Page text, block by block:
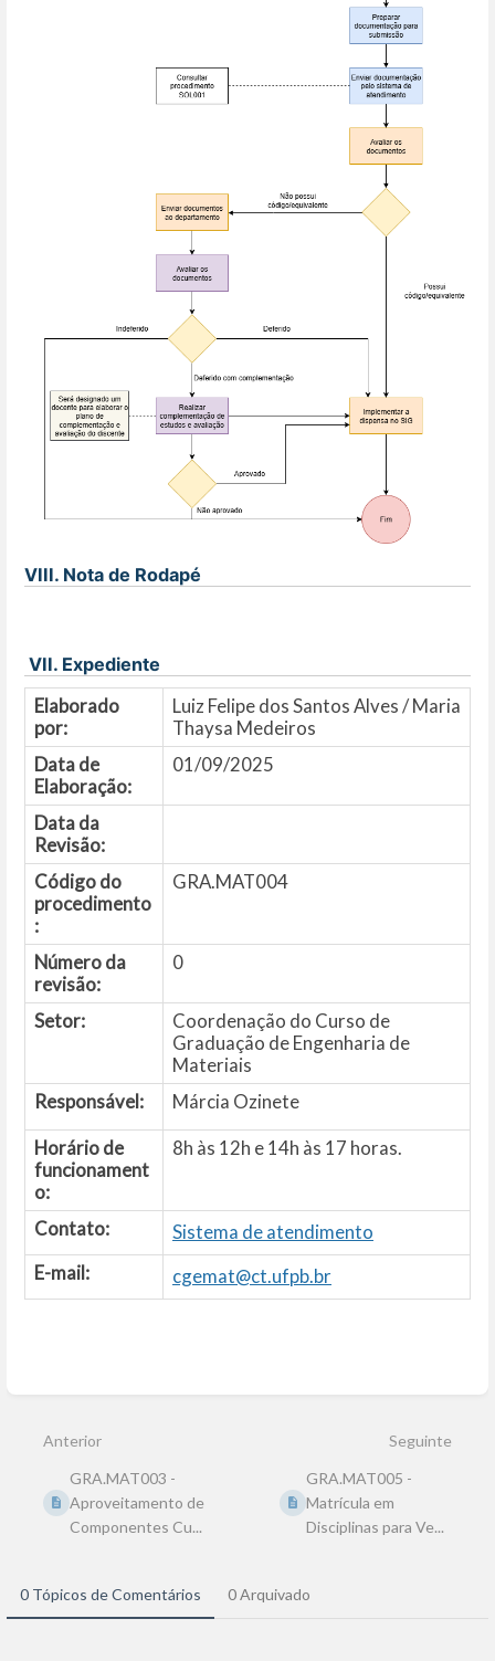
VIII. Nota de Rodapé
VII. Expediente
Elaborado
por:
Luiz Felipe dos Santos Alves / Maria
Thaysa Medeiros
Data de
Elaboração:
01/09/2025
Data da
Revisão:
Código do
procedimento
:
GRA.MAT004
Número da
revisão:
0
Setor:
Coordenação do Curso de
Graduação de Engenharia de
Materiais
Responsável:
Márcia Ozinete
Horário de
funcionament
o:
8h às 12h e 14h às 17 horas.
Contato:
Sistema de atendimento
E-mail:
cgemat@ct.ufpb.br
de
seção
Anterior
GRA.MAT003 -
Aproveitamento de
Componentes Cu...
Seguinte
GRA.MAT005 -
Matrícula em
Disciplinas para Ve...
0 Tópicos de Comentários 0 Arquivado